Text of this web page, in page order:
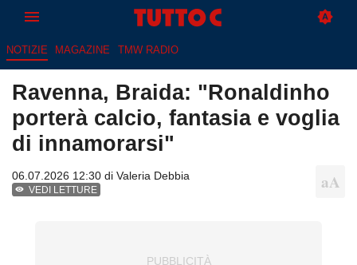
NOTIZIE MAGAZINE TMW RADIO
Ravenna, Braida: "Ronaldinho
porterà calcio, fantasia e voglia
di innamorarsi"
06.07.2026 12:30 di Valeria Debbia
VEDI LETTURE